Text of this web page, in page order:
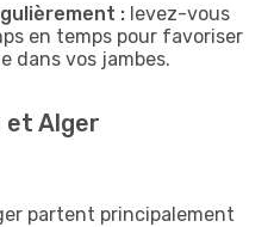
: levez-vous
en temps pour favoriser
dans vos jambes.
Alger
partent principalement